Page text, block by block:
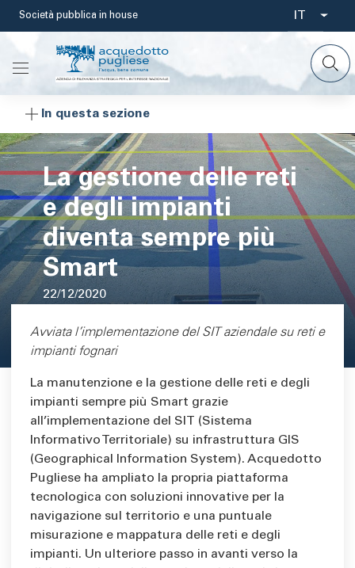
Salta
contenuto
principale
Società pubblica in house
Select
your
IT
In questa sezione
La gestione delle reti
e degli impianti
diventa sempre più
Smart
22/12/2020
Area di testo
Avviata l’implementazione del SIT aziendale su reti e
impianti fognari
La manutenzione e la gestione delle reti e degli
impianti sempre più Smart grazie
all’implementazione del SIT (Sistema
Informativo Territoriale) su infrastruttura GIS
(Geographical Information System). Acquedotto
Pugliese ha ampliato la propria piattaforma
tecnologica con soluzioni innovative per la
navigazione sul territorio e una puntuale
misurazione e mappatura delle reti e degli
impianti. Un ulteriore passo in avanti verso la